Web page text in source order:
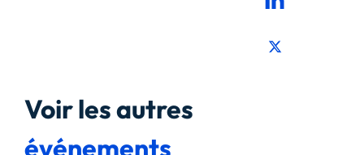
Voir les autres
événements